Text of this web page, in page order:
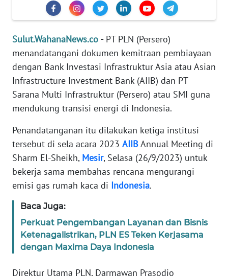
Sulut.WahanaNews.co -PT PLN (Persero)
menandatangani dokumen kemitraan pembiayaan
dengan Bank Investasi Infrastruktur Asia atau Asian
Infrastructure Investment Bank (AIIB) dan PT
Sarana Multi Infrastruktur (Persero) atau SMI guna
mendukung transisi energi di Indonesia.
Penandatanganan itu dilakukan ketiga institusi
tersebut di sela acara 2023 AIIBAnnual Meeting di
Sharm El-Sheikh, Mesir, Selasa (26/9/2023) untuk
bekerja sama membahas rencana mengurangi
emisi gas rumah kaca di Indonesia.
Baca Juga:
Perkuat Pengembangan Layanan dan Bisnis
Ketenagalistrikan, PLN ES Teken Kerjasama
dengan Maxima Daya Indonesia
Direktur Utama PLN, Darmawan Prasodjo
REDAKSI
KARIR
DISCLAIMER
News
SUMUT
WN
WN
JABAR